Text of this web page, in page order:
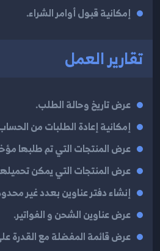
إمكانية قبول أوامر الشراء.
تقارير العمل
عرض تاريخ وحالة الطلب.
إمكانية إعادة الطلبات من
عرض المنتجات التي تم طلبها
عرض المنتجات التي يمكن
إنشاء دفتر عناوين بعدد غير
عرض عناوين الشحن و الفواتير.
عرض قائمة المفضلة مع القدرة